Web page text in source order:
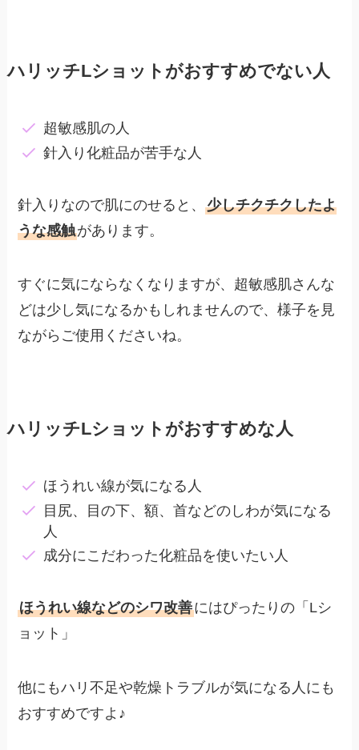
ハリッチLショットがおすすめでない人
超敏感肌の人
針入り化粧品が苦手な人
針入りなので肌にのせると、少しチクチクしたよ
うな感触があります。
すぐに気にならなくなりますが、超敏感肌さんな
どは少し気になるかもしれませんので、様子を見
ながらご使用くださいね。
ハリッチLショットがおすすめな人
ほうれい線が気になる人
目尻、目の下、額、首などのしわが気になる
人
成分にこだわった化粧品を使いたい人
ほうれい線などのシワ改善にはぴったりの「Lシ
ョット」
他にもハリ不足や乾燥トラブルが気になる人にも
おすすめですよ♪